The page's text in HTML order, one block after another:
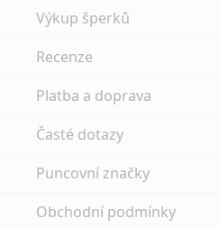
Výkup šperků
Recenze
Platba a doprava
Časté dotazy
Puncovní značky
Obchodní podmínky